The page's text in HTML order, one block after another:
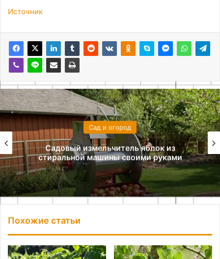
Источник
Сад и огород
Преимущества пружинного механизма
для заготовки дров
Похожие статьи